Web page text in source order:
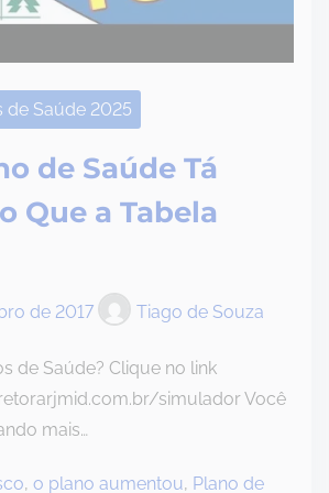
de Saúde 2025
de Saúde Tá
Que a Tabela
de 2017 Tiago de Souza
de Saúde? Clique no link
simulador Você
mais…
, o plano aumentou, Plano de